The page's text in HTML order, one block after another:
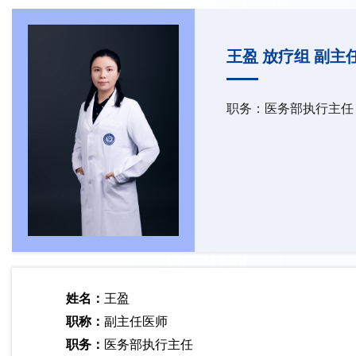
王盈 放疗组 副主
职务：医务部执行主任
姓名：王盈
职称：副主任医师
职务： 医务部执行主任